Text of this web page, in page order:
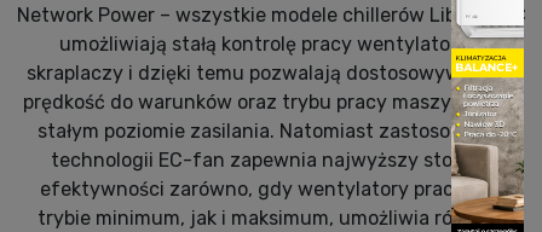
Network Power – wszystkie modele chillerów Libert HPC
umożliwiają stałą kontrolę pracy wentylatorów
skraplaczy i dzięki temu pozwalają dostosowywać ich
prędkość do warunków oraz trybu pracy maszyny przy
stałym poziomie zasilania. Natomiast zastosowanie
technologii EC-fan zapewnia najwyższy stopień
efektywności zarówno, gdy wentylatory pracują w
trybie minimum, jak i maksimum, umożliwia również